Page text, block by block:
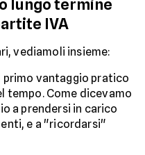
lungo termine
IVA
vediamoli insieme:
primo vantaggio pratico
tempo. Come dicevamo
a prendersi in carico
e a "ricordarsi"